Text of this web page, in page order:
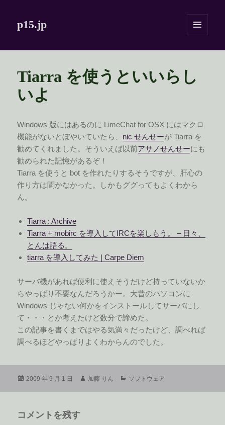
p15.jp
Tiarra を使うといいらし
いよ
Windows 版にはあるのに LimeChat for OSX にはマクロ
機能がないとぼやいていたら、 nic せんせーが Tiarra を
勧めてくれました。そういえば以前アサノせんせーにも
勧められた記憶があるぞ！
Tiarra を使うと bot を作れたりするそうですが、肝心の
作り方は聞かなかった。しかもググってもよくわから
ん。
Tiarra : Archive
Tiarra + mobirc を導入してIRCを楽しもう。 – 日々、
とんは語る。
tiarra を導入してみた | Carpe Diem
サーバ機があれば便利に使えそうだけど持っていないか
らやっぱり不要なんだろうかー。大昔のパソコンに
Windows じゃない何かをインストールしてサーバにし
て・・・とか考えたけど数分で諦めた。
この記事を書くまではやる気満々だったけど、調べれば
調べるほどやっぱりよくわからんのでした。
投
2009 年 9 月 1 日
作
加藤 りん
カ
ソフトウェア
コメントを残す